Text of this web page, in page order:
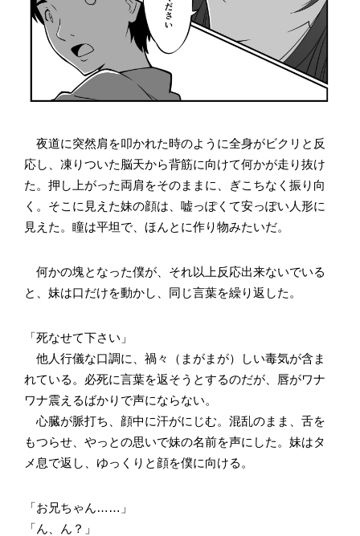
夜道に突然肩を叩かれた時のように全身がビクリと反
応し、凍りついた脳天から背筋に向けて何かが走り抜け
た。押し上がった両肩をそのままに、ぎこちなく振り向
く。そこに見えた妹の顔は、嘘っぽくて安っぽい人形に
見えた。瞳は平坦で、ほんとに作り物みたいだ。
何かの塊となった僕が、それ以上反応出来ないでいる
と、妹は口だけを動かし、同じ言葉を繰り返した。
「死なせて下さい」
他人行儀な口調に、禍々（まがまが）しい毒気が含ま
れている。必死に言葉を返そうとするのだが、唇がワナ
ワナ震えるばかりで声にならない。
心臓が脈打ち、顔中に汗がにじむ。混乱のまま、舌を
もつらせ、やっとの思いで妹の名前を声にした。妹はタ
メ息で返し、ゆっくりと顔を僕に向ける。
「お兄ちゃん……」
「ん、ん？」